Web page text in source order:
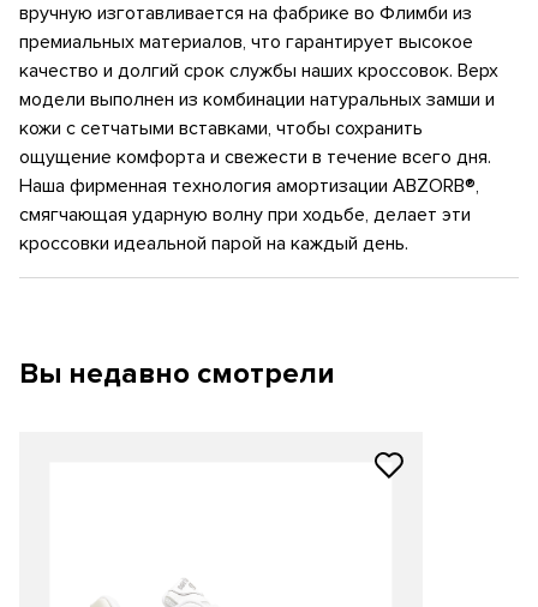
вручную изготавливается на фабрике во Флимби из
премиальных материалов, что гарантирует высокое
качество и долгий срок службы наших кроссовок. Верх
модели выполнен из комбинации натуральных замши и
кожи с сетчатыми вставками, чтобы сохранить
ощущение комфорта и свежести в течение всего дня.
Наша фирменная технология амортизации ABZORB®,
смягчающая ударную волну при ходьбе, делает эти
кроссовки идеальной парой на каждый день.
Вы недавно смотрели